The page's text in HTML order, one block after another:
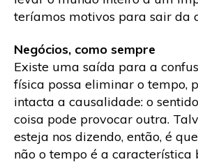
teríamos motivos para sair da
Negócios, como sempre
Existe uma saída para a
física possa eliminar o tempo,
intacta a causalidade: o
coisa pode provocar outra.
esteja nos dizendo, então, é
não o tempo é a característica